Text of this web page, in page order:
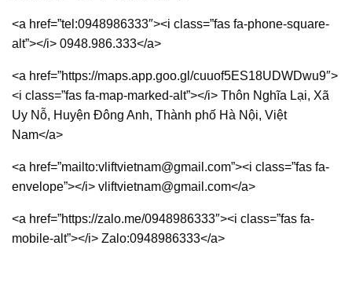
<a href=”tel:0948986333″><i class=”fas fa-phone-square-
alt”></i> 0948.986.333</a>
<a href=”https://maps.app.goo.gl/cuuof5ES18UDWDwu9″>
<i class=”fas fa-map-marked-alt”></i> Thôn Nghĩa Lại, Xã
Uy Nỗ, Huyện Đông Anh, Thành phố Hà Nội, Việt
Nam</a>
<a href=”mailto:vliftvietnam@gmail.com”><i class=”fas fa-
envelope”></i> vliftvietnam@gmail.com</a>
<a href=”https://zalo.me/0948986333″><i class=”fas fa-
mobile-alt”></i> Zalo:0948986333</a>